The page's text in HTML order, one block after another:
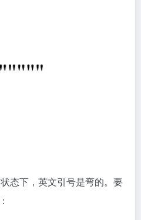
态下，英文引号是弯的。要